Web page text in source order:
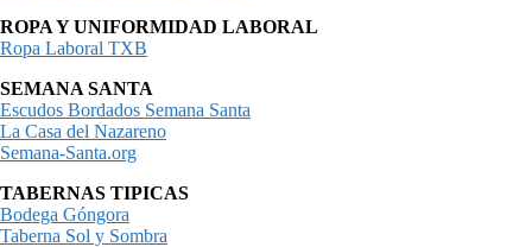
ROPA Y UNIFORMIDAD LABORAL
Ropa Laboral TXB
SEMANA SANTA
Escudos Bordados Semana Santa
La Casa del Nazareno
Semana-Santa.org
TABERNAS TIPICAS
Bodega Góngora
Taberna Sol y Sombra